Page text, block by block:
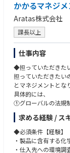
かかるマネジ
Aratas株式会社
課長以上
仕事内容
◆担っていただきた
担っていただきたい
とマネジメントとな
具体的には、
①グローバルの法規
②自社製品への該当
③対応方針の決定と
定）
④製品への含有有無
⑤非含有部材への切
求める経験 / ス
◆必須条件【経験】
・製品に含有する
・仕入先への環境